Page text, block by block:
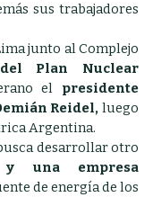
sus trabajadores
junto al Complejo
Plan Nuclear
el presidente
Reidel, luego
Argentina.
desarrollar otro
una empresa
de energía de los